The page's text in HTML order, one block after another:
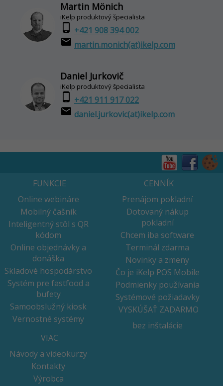
Martin Mönich
iKelp produktový špecialista
phone_android +421 908 394 002
email martin.monich(at)ikelp.com
Daniel Jurkovič
iKelp produktový špecialista
phone_android +421 911 917 022
email daniel.jurkovic(at)ikelp.com
FUNKCIE
Online webináre
Mobilný čašník
Inteligentný stôl s QR
kódom
Online objednávky a
donáška
Skladové hospodárstvo
Systém pre fastfood a
bufety
Samoobslužný kiosk
Vernostné systémy
CENNÍK
Prenájom pokladní
Dotovaný nákup
pokladní
Chcem iba software
Terminál zdarma
Novinky a zmeny
Čo je iKelp POS Mobile
Podmienky používania
Systémové požiadavky
VYSKÚŠAŤ ZADARMO
bez inštalácie
VIAC
Návody a videokurzy
Kontakty
Výrobca